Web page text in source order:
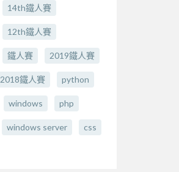
14th鐵人賽
12th鐵人賽
鐵人賽 2019鐵人賽
2018鐵人賽 python
windows php
windows server css